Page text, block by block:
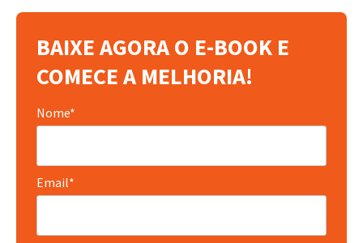
BAIXE AGORA O E-BOOK E
COMECE A MELHORIA!
Nome*
Email*